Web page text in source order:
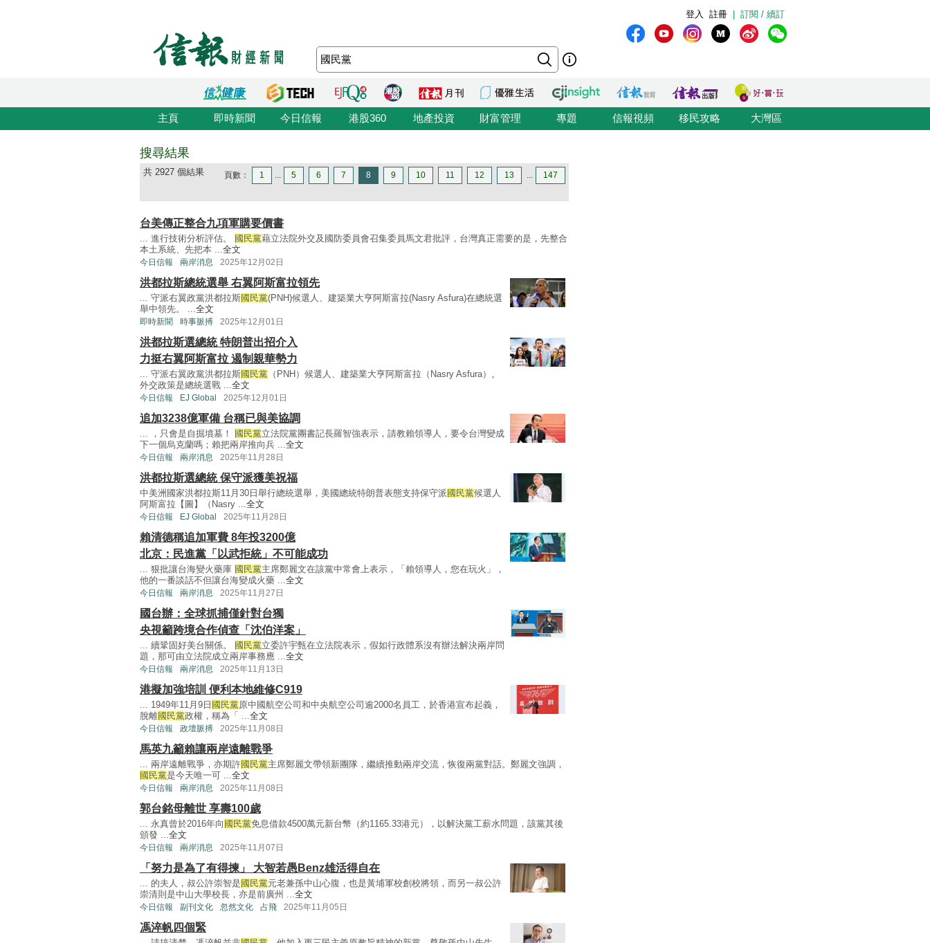
訂閱 / 續訂
註冊
登入
主頁 即時新聞 今日信報 港股360 地產投資 財富管理 專題 信報視頻 移民攻略 大灣區
搜尋結果
共 2927 個結果 頁數： 1 ... 5 6 7 8 9 10 11 12 13 ... 147
台美傳正整合九項軍購要價書
... 進行技術分析評估。 國民黨藉立法院外交及國防委員會召集委員馬文君批評，台灣真正需要的是，先整合
本土系統、先把本 ...全文
今日信報 兩岸消息 2025年12月02日
洪都拉斯總統選舉 右翼阿斯富拉領先
... 守派右翼政黨洪都拉斯國民黨(PNH)候選人、建築業大亨阿斯富拉(Nasry Asfura)在總統選
舉中領先。 ...全文
即時新聞 時事脈搏 2025年12月01日
洪都拉斯選總統 特朗普出招介入
力挺右翼阿斯富拉 遏制親華勢力
... 守派右翼政黨洪都拉斯國民黨 （PNH）候選人、建築業大亨阿斯富拉（Nasry Asfura）。
外交政策是總統選戰 ...全文
今日信報 EJ Global 2025年12月01日
追加3238億軍備 台稱已與美協調
... ，只會是自掘墳墓！ 國民黨立法院黨團書記長羅智強表示，請教賴領導人，要令台灣變成
下一個烏克蘭嗎；賴把兩岸推向兵 ...全文
今日信報 兩岸消息 2025年11月28日
洪都拉斯選總統 保守派獲美祝福
中美洲國家洪都拉斯11月30日舉行總統選舉，美國總統特朗普表態支持保守派 國民黨候選人
阿斯富拉【圖】（Nasry ...全文
今日信報 EJ Global 2025年11月28日
賴清德稱追加軍費 8年投3200億
北京：民進黨「以武拒統」不可能成功
... 狠批讓台海變火藥庫 國民黨主席鄭麗文在該黨中常會上表示，「賴領導人，您在玩火」，
他的一番談話不但讓台海變成火藥 ...全文
今日信報 兩岸消息 2025年11月27日
國台辦：全球抓捕僅針對台獨
央視籲跨境合作偵查「沈伯洋案」
... 續鞏固好美台關係。 國民黨立委許宇甄在立法院表示，假如行政體系沒有辦法解決兩岸問
題，那可由立法院成立兩岸事務應 ...全文
今日信報 兩岸消息 2025年11月13日
港擬加強培訓 便利本地維修C919
... 1949年11月9日 國民黨原中國航空公司和中央航空公司逾2000名員工，於香港宣布起義，
脫離國民黨政權，稱為「 ...全文
今日信報 政壇脈搏 2025年11月08日
馬英九籲賴讓兩岸遠離戰爭
... 兩岸遠離戰爭，亦期許國民黨主席鄭麗文帶領新團隊，繼續推動兩岸交流，恢復兩黨對話。鄭麗文強調，
國民黨是今天唯一可 ...全文
今日信報 兩岸消息 2025年11月08日
郭台銘母離世 享壽100歲
... 永真曾於2016年向 國民黨免息借款4500萬元新台幣（約1165.33港元），以解決黨工薪水問題，該黨其後
頒發 ...全文
今日信報 兩岸消息 2025年11月07日
「努力是為了有得揀」 大智若愚Benz雄活得自在
... 的夫人，叔公許崇智是 國民黨元老兼孫中山心腹，也是黃埔軍校創校將領，而另一叔公許
崇清則是中山大學校長，亦是前廣州 ...全文
今日信報 副刊文化 忽然文化 占飛 2025年11月05日
馮淬帆四個緊